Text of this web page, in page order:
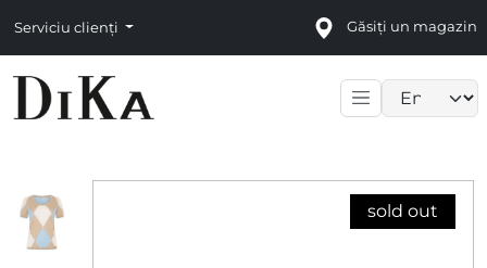
Serviciu clienți Găsiți un magazin
sold out